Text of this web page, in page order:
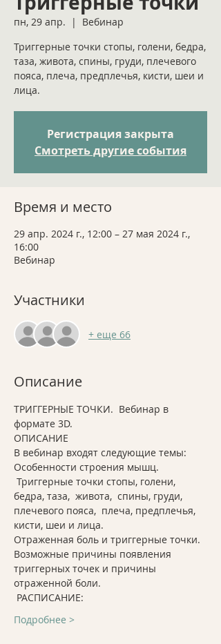
пн, 29 апр.
  |
Вебинар
Триггерные точки стопы, голени, бедра,
таза, живота, спины, груди, плечевого
пояса, плеча, предплечья, кисти, шеи и
лица.
Регистрация закрыта
Смотреть другие события
Время и место
29 апр. 2024 г., 12:00 – 27 мая 2024 г.,
16:00
Вебинар
Участники
+ еще 66
Описание
ТРИГГЕРНЫЕ ТОЧКИ.  Вебинар в
формате 3D.
ОПИСАНИЕ
В вебинар входят следующие темы:
Особенности строения мышц.
Триггерные точки стопы, голени,
бедра, таза,  живота,  спины, груди,
плечевого пояса,  плеча, предплечья,
кисти, шеи и лица.
Отраженная боль и триггерные точки.
Возможные причины появления
триггерных точек и причины
отраженной боли.
РАСПИСАНИЕ:
Подробнее >